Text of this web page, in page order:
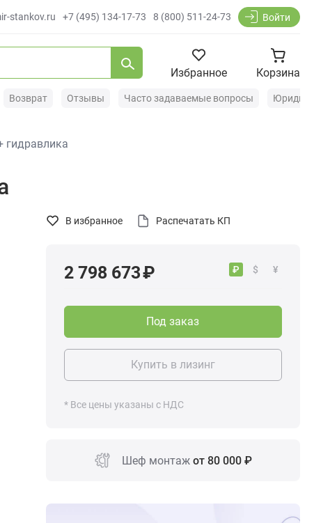
stankov.ru +7 (495) 134-17-73 8 (800) 511-24-73 Войти
Избранное Корзина
Возврат Отзывы Часто задаваемые вопросы
гидравлика
В избранное Распечатать КП
₽ $ ¥
2 798 673 ₽
Под заказ
Купить в лизинг
* Все цены указаны с НДС
Шеф монтаж от 80 000 ₽